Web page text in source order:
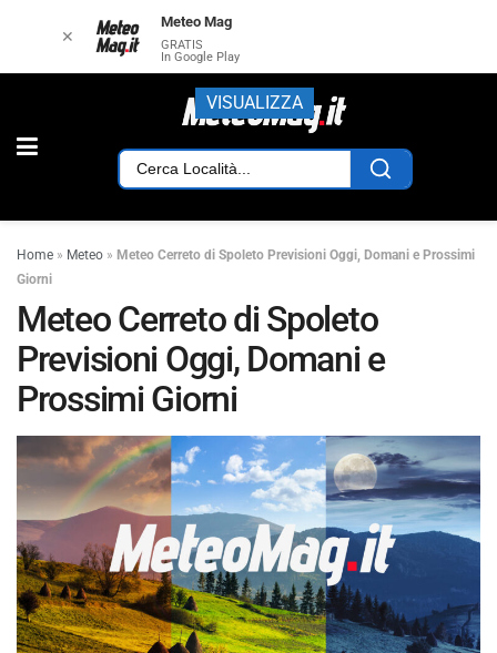
Home » Meteo » Meteo Cerreto di Spoleto Previsioni Oggi, Domani e Prossimi
Giorni
Meteo Cerreto di Spoleto
Previsioni Oggi, Domani e
Prossimi Giorni
✕
Meteo Mag
GRATIS
In Google Play
VISUALIZZA